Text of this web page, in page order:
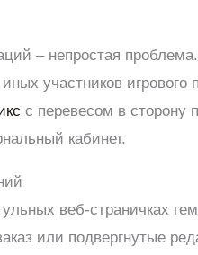
– непростая
участников игрового
с перевесом в сторону
кабинет.
веб-страничках
или подвергнутые